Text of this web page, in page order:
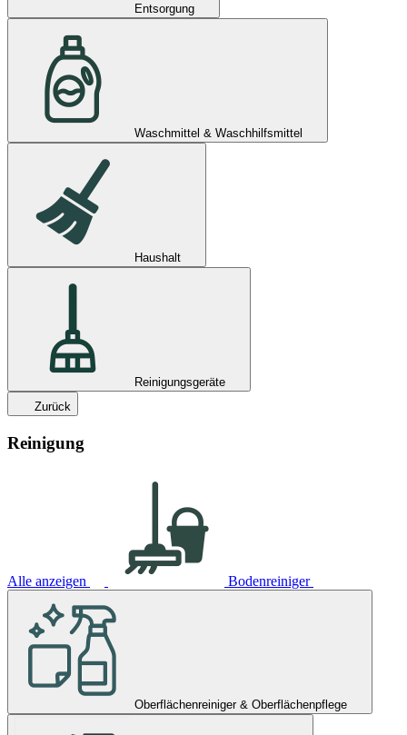
Entsorgung
Waschmittel & Waschhilfsmittel
Haushalt
Reinigungsgeräte
Zurück
Reinigung
Alle anzeigen Bodenreiniger
Oberflächenreiniger & Oberflächenpflege